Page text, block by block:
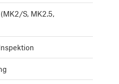
S, MK2.5,